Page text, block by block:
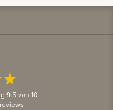
star
9.5 van 10